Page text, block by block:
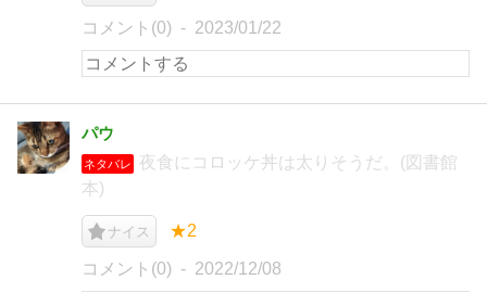
コメント(0) 2023/01/22
パウ
ネタバレ
夜食にコロッケ丼は太りそうだ。(図書館
本)
ナイス ★2
コメント(0) 2022/12/08